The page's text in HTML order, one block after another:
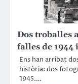
Dos troballes
falles de 1944
Ens han arribat
història: dos
1945.…